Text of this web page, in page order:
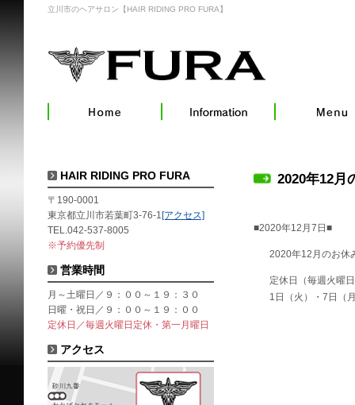
立川市のヘアサロン【HAIR RIDING PRO FURA】
2020年12月
■2020年12月7日■
2020年12月のお休
定休日（毎週火曜
1日（火）・7日（
HAIR RIDING PRO FURA
〒190-0001
東京都立川市若葉町3-76-1 [アクセス]
TEL.042-537-8005
※予約優先制
営業時間
月～土曜日／９：００～１９：３０
日曜・祝日／９：００～１９：００
定休日／毎週火曜日定休・第一月曜日
アクセス